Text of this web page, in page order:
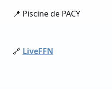
📍 Piscine de PACY
🔗 LiveFFN